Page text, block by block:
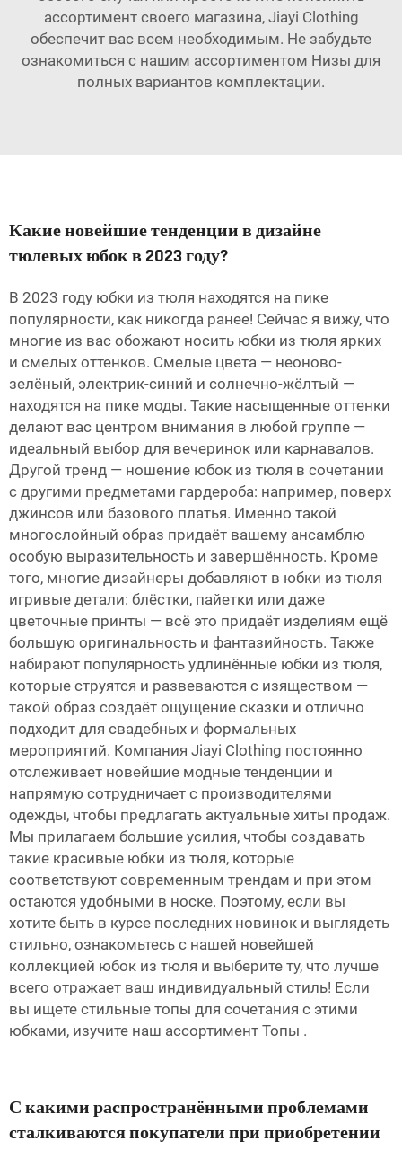
ассортимент своего магазина, Jiayi Clothing
обеспечит вас всем необходимым. Не забудьте
ознакомиться с нашим ассортиментом Низы для
полных вариантов комплектации.
Какие новейшие тенденции в дизайне
тюлевых юбок в 2023 году?
В 2023 году юбки из тюля находятся на пике
популярности, как никогда ранее! Сейчас я вижу, что
многие из вас обожают носить юбки из тюля ярких
и смелых оттенков. Смелые цвета — неоново-
зелёный, электрик-синий и солнечно-жёлтый —
находятся на пике моды. Такие насыщенные оттенки
делают вас центром внимания в любой группе —
идеальный выбор для вечеринок или карнавалов.
Другой тренд — ношение юбок из тюля в сочетании
с другими предметами гардероба: например, поверх
джинсов или базового платья. Именно такой
многослойный образ придаёт вашему ансамблю
особую выразительность и завершённость. Кроме
того, многие дизайнеры добавляют в юбки из тюля
игривые детали: блёстки, пайетки или даже
цветочные принты — всё это придаёт изделиям ещё
большую оригинальность и фантазийность. Также
набирают популярность удлинённые юбки из тюля,
которые струятся и развеваются с изяществом —
такой образ создаёт ощущение сказки и отлично
подходит для свадебных и формальных
мероприятий. Компания Jiayi Clothing постоянно
отслеживает новейшие модные тенденции и
напрямую сотрудничает с производителями
одежды, чтобы предлагать актуальные хиты продаж.
Мы прилагаем большие усилия, чтобы создавать
такие красивые юбки из тюля, которые
соответствуют современным трендам и при этом
остаются удобными в носке. Поэтому, если вы
хотите быть в курсе последних новинок и выглядеть
стильно, ознакомьтесь с нашей новейшей
коллекцией юбок из тюля и выберите ту, что лучше
всего отражает ваш индивидуальный стиль! Если
вы ищете стильные топы для сочетания с этими
юбками, изучите наш ассортимент Топы .
С какими распространёнными проблемами
сталкиваются покупатели при приобретении